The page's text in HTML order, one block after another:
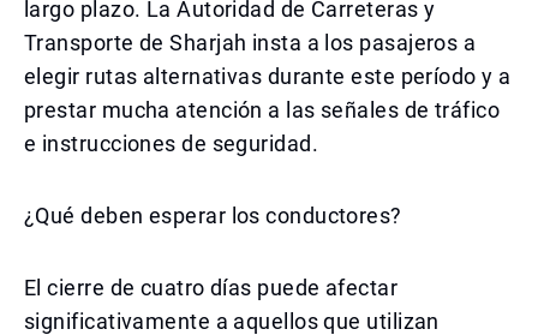
largo plazo. La Autoridad de Carreteras y
Transporte de Sharjah insta a los pasajeros a
elegir rutas alternativas durante este período y a
prestar mucha atención a las señales de tráfico
e instrucciones de seguridad.
¿Qué deben esperar los conductores?
El cierre de cuatro días puede afectar
significativamente a aquellos que utilizan